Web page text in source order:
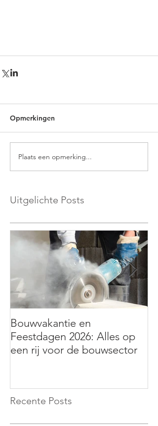
Opmerkingen
Plaats een opmerking...
Uitgelichte Posts
Bouwvakantie en
Feestdagen 2026: Alles op
een rij voor de bouwsector
Recente Posts